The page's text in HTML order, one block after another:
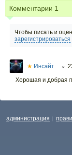
Комментарии 1
Чтобы писать и
зарегистрироваться
★ Инсайт ○
Хорошая и добрая
администрация |